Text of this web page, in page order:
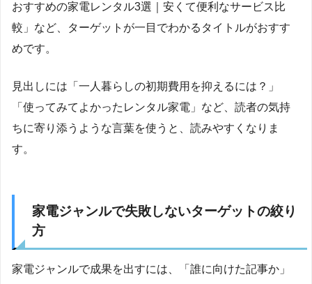
おすすめの家電レンタル3選｜安くて便利なサービス比
較」など、ターゲットが一目でわかるタイトルがおすす
めです。
見出しには「一人暮らしの初期費用を抑えるには？」
「使ってみてよかったレンタル家電」など、読者の気持
ちに寄り添うような言葉を使うと、読みやすくなりま
す。
家電ジャンルで失敗しないターゲットの絞り
方
家電ジャンルで成果を出すには、「誰に向けた記事か」